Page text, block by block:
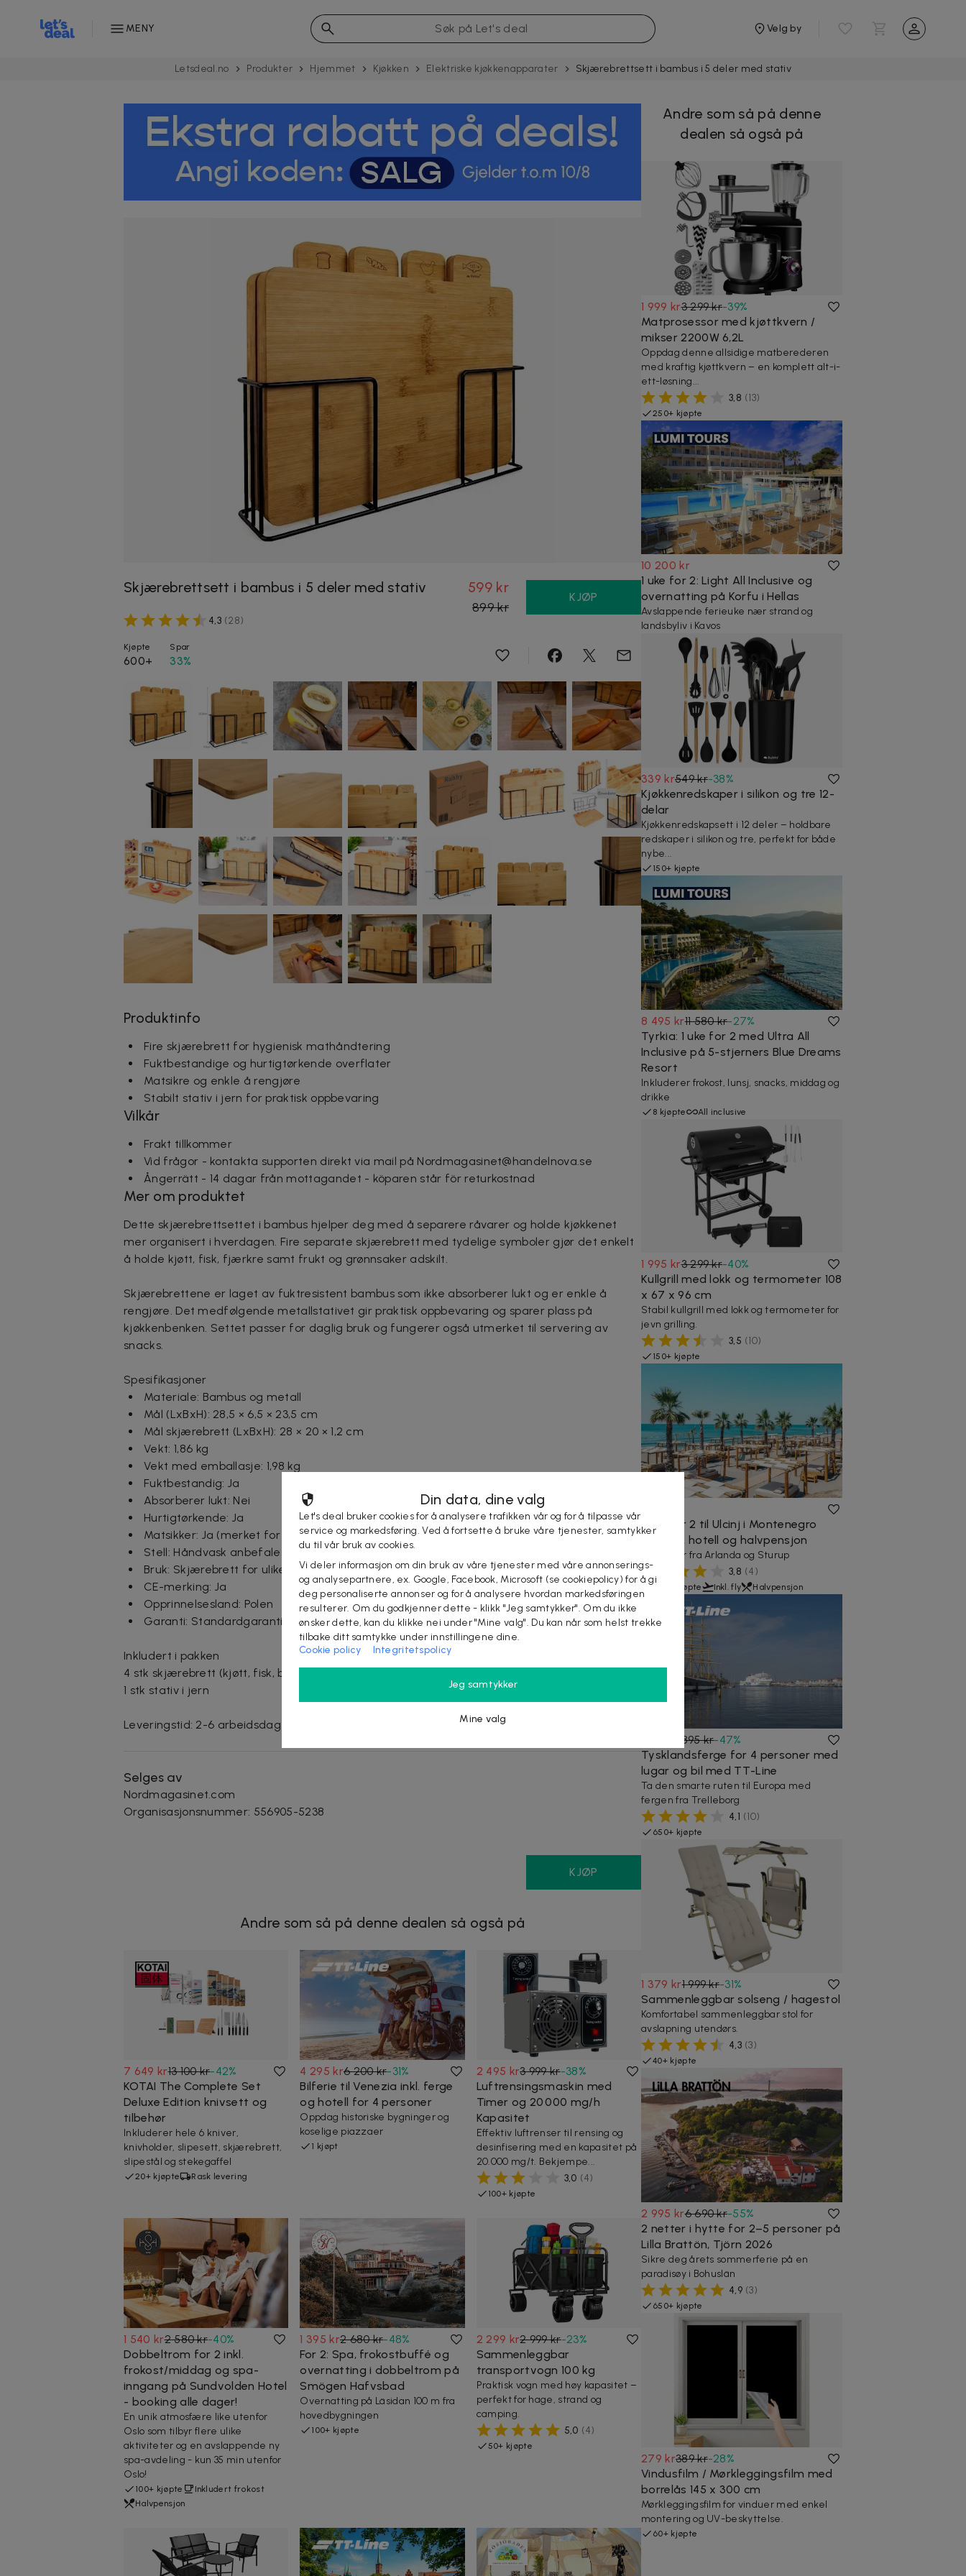
MENY Velg by
Letsdeal.no Produkter Hjemmet Kjøkken Elektriske kjøkken­apparater Skjærebrettsett i bambus i 5 deler med stativ
Skjærebrettsett i bambus i 5 deler med stativ 599 kr
899 kr
4,3 (28)
KJØP
Kjøpte
600+
Spar
33%
Produktinfo
Fire skjærebrett for hygienisk mathåndtering
Fuktbestandige og hurtigtørkende overflater
Matsikre og enkle å rengjøre
Stabilt stativ i jern for praktisk oppbevaring
Vilkår
Frakt tillkommer
Vid frågor - kontakta supporten direkt via mail på Nordmagasinet@handelnova.se
Ångerrätt - 14 dagar från mottagandet - köparen står för returkostnad
Mer om produktet
Dette skjærebrettsettet i bambus hjelper deg med å separere råvarer og holde kjøkkenet
mer organisert i hverdagen. Fire separate skjærebrett med tydelige symboler gjør det enkelt
å holde kjøtt, fisk, fjærkre samt frukt og grønnsaker adskilt.
Skjærebrettene er laget av fuktresistent bambus som ikke absorberer lukt og er enkle å
rengjøre. Det medfølgende metallstativet gir praktisk oppbevaring og sparer plass på
kjøkkenbenken. Settet passer for daglig bruk og fungerer også utmerket til servering av
snacks.
Spesifikasjoner
Materiale: Bambus og metall
Mål (LxBxH): 28,5 × 6,5 × 23,5 cm
Mål skjærebrett (LxBxH): 28 × 20 × 1,2 cm
Vekt: 1,86 kg
Vekt med emballasje: 1,98 kg
Fuktbestandig: Ja
Absorberer lukt: Nei
Hurtigtørkende: Ja
Matsikker: Ja (merket for kontakt med mat)
Stell: Håndvask anbefales
Bruk: Skjærebrett for ulike matvarer med stativ til oppbevaring
CE-merking: Ja
Opprinnelsesland: Polen
Garanti: Standardgaranti for fabrikasjonsfeil
Inkludert i pakken
4 stk skjærebrett (kjøtt, fisk, brød, frukt/grønnsaker)
1 stk stativ i jern
Leveringstid: 2-6 arbeidsdager
Selges av
Nordmagasinet.com
Organisasjonsnummer: 556905-5238
KJØP
Andre som så på denne dealen så også på
7 649 kr13 100 kr-42%
KOTAI The Complete Set
Deluxe Edition knivsett og
tilbehør
Inkluderer hele 6 kniver,
knivholder, slipesett, skjærebrett,
slipestål og stekegaffel
20+ kjøpte Rask levering
4 295 kr6 200 kr-31%
Bilferie til Venezia inkl. ferge
og hotell for 4 personer
Oppdag historiske bygninger og
koselige piazzaer
1 kjøpt
2 495 kr3 999 kr-38%
Luftrensingsmaskin med
Timer og 20 000 mg/h
Kapasitet
Effektiv luftrenser til rensing og
desinfisering med en kapasitet på
20.000 mg/t. Bekjempe...
3,0 (4)
100+ kjøpte
1 540 kr2 580 kr-40%
Dobbeltrom for 2 inkl.
frokost/middag og spa-
inngang på Sundvolden Hotel
- booking alle dager!
En unik atmosfære like utenfor
Oslo som tilbyr flere ulike
aktiviteter og en avslappende ny
spa-avdeling - kun 35 min utenfor
Oslo!
100+ kjøpte
Inkludert frokost
Halvpensjon
1 395 kr2 680 kr-48%
For 2: Spa, frokostbuffé og
overnatting i dobbeltrom på
Smögen Hafvsbad
Overnatting på Läsidan 100 m fra
hovedbygningen
100+ kjøpte
2 299 kr2 999 kr-23%
Sammenleggbar
transportvogn 100 kg
Praktisk vogn med høy kapasitet –
perfekt for hage, strand og
camping.
5,0 (4)
50+ kjøpte
Andre som så på denne
dealen så også på
1 999 kr3 299 kr-39%
Matprosessor med kjøttkvern /
mikser 2200W 6,2L
Oppdag denne allsidige matberederen
med kraftig kjøttkvern – en komplett alt-i-
ett-løsning...
3,8 (13)
250+ kjøpte
10 200 kr
1 uke for 2: Light All Inclusive og
overnatting på Korfu i Hellas
Avslappende ferieuke nær strand og
landsbyliv i Kavos
339 kr549 kr-38%
Kjøkkenredskaper i silikon og tre 12-
delar
Kjøkkenredskapsett i 12 deler – holdbare
redskaper i silikon og tre, perfekt for både
nybe...
150+ kjøpte
8 495 kr11 580 kr-27%
Tyrkia: 1 uke for 2 med Ultra All
Inclusive på 5-stjerners Blue Dreams
Resort
Inkluderer frokost, lunsj, snacks, middag og
drikke
8 kjøpte All inclusive
1 995 kr3 299 kr-40%
Kullgrill med lokk og termometer 108
x 67 x 96 cm
Stabil kullgrill med lokk og termometer for
jevn grilling.
3,5 (10)
150+ kjøpte
1 uke for 2 til Ulcinj i Montenegro
med fly, hotell og halvpensjon
Avganger fra Arlanda og Sturup
3,8 (4)
450+ kjøpte Inkl. fly Halvpensjon
1 895 kr-47%
Tysklandsferge for 4 personer med
lugar og bil med TT-Line
Ta den smarte ruten til Europa med
fergen fra Trelleborg
4,1 (10)
650+ kjøpte
1 379 kr1 999 kr-31%
Sammenleggbar solseng / hagestol
Komfortabel sammenleggbar stol for
avslapning utendørs.
4,3 (3)
40+ kjøpte
2 995 kr6 690 kr-55%
2 netter i hytte for 2–5 personer på
Lilla Brattön, Tjörn 2026
Sikre deg årets sommerferie på en
paradisøy i Bohuslän
4,9 (3)
650+ kjøpte
279 kr389 kr-28%
Vindusfilm / Mørkleggingsfilm med
borrelås 145 x 300 cm
Mørkleggingsfilm for vinduer med enkel
montering og UV-beskyttelse.
60+ kjøpte
Din data, dine valg
Let's deal bruker cookies for å analysere trafikken vår og for å tilpasse vår
service og markedsføring. Ved å fortsette å bruke våre tjenester, samtykker
du til vår bruk av cookies.
Vi deler informasjon om din bruk av våre tjenester med våre annonserings-
og analysepartnere, ex. Google, Facebook, Microsoft (se cookiepolicy) for å gi
deg personaliserte annonser og for å analysere hvordan markedsføringen
resulterer. Om du godkjenner dette - klikk "Jeg samtykker". Om du ikke
ønsker dette, kan du klikke nei under "Mine valg". Du kan når som helst trekke
tilbake ditt samtykke under innstillingene dine.
Cookie policy
Integritetspolicy
Jeg samtykker
Mine valg